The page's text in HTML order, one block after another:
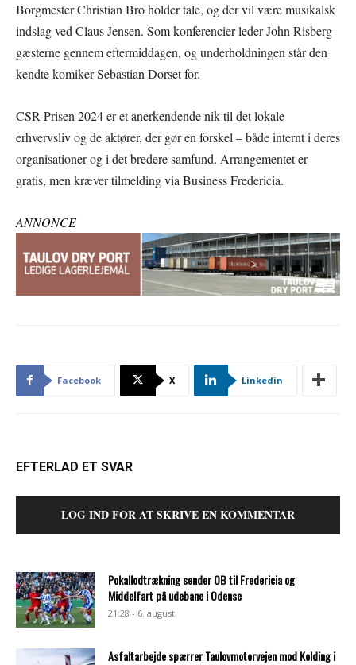
Borgmester Christian Bro holder tale, og der vil være musikalsk
indslag ved Claus Jensen. Som konferencier leder John Risberg
gæsterne gennem eftermiddagen, og underholdningen står den
kendte komiker Sebastian Dorset for.
CSR-Prisen 2024 er et anerkendende nik til det lokale
erhvervsliv og de aktører, der gør en forskel – både internt i deres
organisationer og i det bredere samfund. Arrangementet er
gratis, men kræver tilmelding via Business Fredericia.
ANNONCE
Facebook X Linkedin
EFTERLAD ET SVAR
LOG IND FOR AT SKRIVE EN KOMMENTAR
Pokallodtrækning sender OB til Fredericia og
Middelfart på udebane i Odense
21:28 - 6. august
Asfaltarbejde spærrer Taulovmotorvejen mod Kolding i